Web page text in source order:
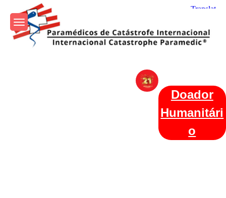
content
Internacional
Doador
Humanitári
o